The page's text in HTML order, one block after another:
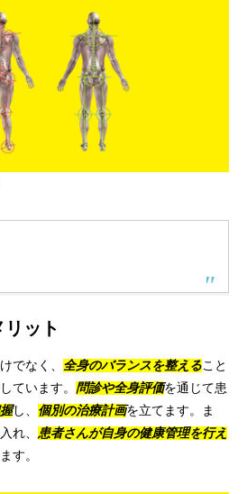
ット
でなく、 全身のバランスを整えること
ています。 問診や全身評価を通じて患
し、 個別の治療計画を立てます。ま
れ、 患者さんが自身の健康管理を行え
す。